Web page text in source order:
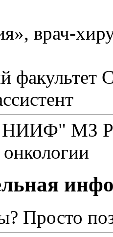
врач-
факультет
МЗ РФ,
Просто